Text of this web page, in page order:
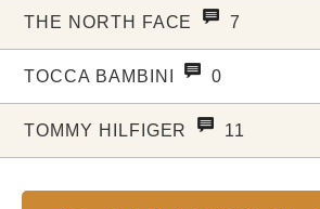
THE NORTH FACE 7
TOCCA BAMBINI 0
TOMMY HILFIGER 11